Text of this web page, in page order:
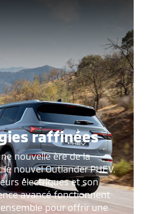
raffinées
nouvelle ère de la
nouvel Outlander PHEV.
électriques et son
avancé fonctionnent
pour offrir une